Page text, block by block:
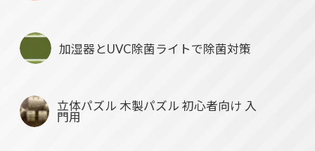
加湿器とUVC除菌ライトで除菌対策
立体パズル 木製パズル 初心者向け 入
門用